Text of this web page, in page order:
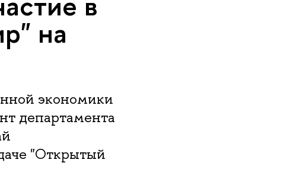
на
экономики
департамента
"Открытый